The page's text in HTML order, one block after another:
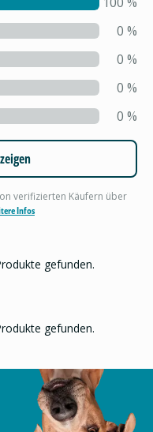
0 %
0 %
0 %
0 %
verifizierten Käufern über
Infos
gefunden.
gefunden.